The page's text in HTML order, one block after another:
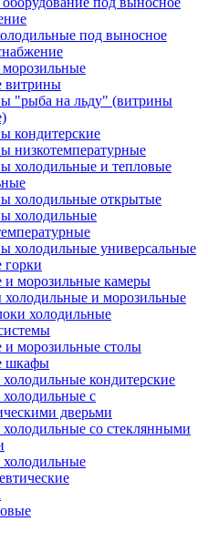
под выносное
витрины
"рыба на льду" (витрины
кондитерские
низкотемпературные
холодильные и тепловые
холодильные открытые
холодильные
холодильные универсальные
горки
и морозильные камеры
и морозильные
холодильные
и морозильные столы
шкафы
кондитерские
с
дверьми
со стеклянными